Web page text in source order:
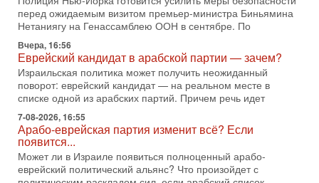
перед ожидаемым визитом премьер-министра Биньямина
Нетаниягу на Генассамблею ООН в сентябре. По
Вчера, 16:56
Еврейский кандидат в арабской партии — зачем?
Израильская политика может получить неожиданный
поворот: еврейский кандидат — на реальном месте в
списке одной из арабских партий. Причем речь идет
7-08-2026, 16:55
Арабо-еврейская партия изменит всё? Если
появится...
Может ли в Израиле появиться полноценный арабо-
еврейский политический альянс? Что произойдет с